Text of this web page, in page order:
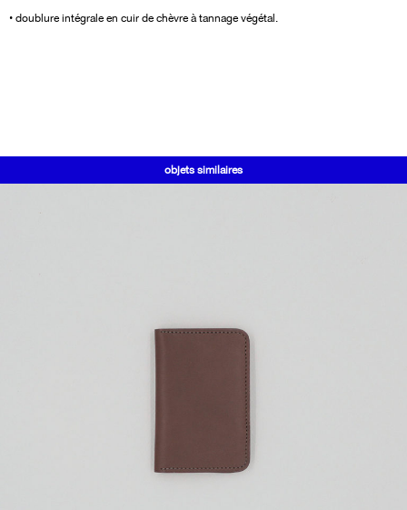
• doublure intégrale en cuir de chèvre à tannage végétal.
objets similaires